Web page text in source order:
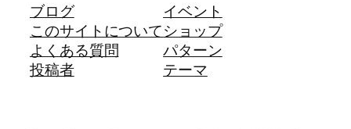
ブログ
このサイトについて
よくある質問
投稿者
イベント
ショップ
パターン
テーマ